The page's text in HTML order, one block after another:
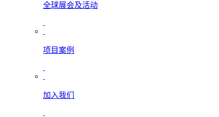
全球展会及活动
项目案例
加入我们